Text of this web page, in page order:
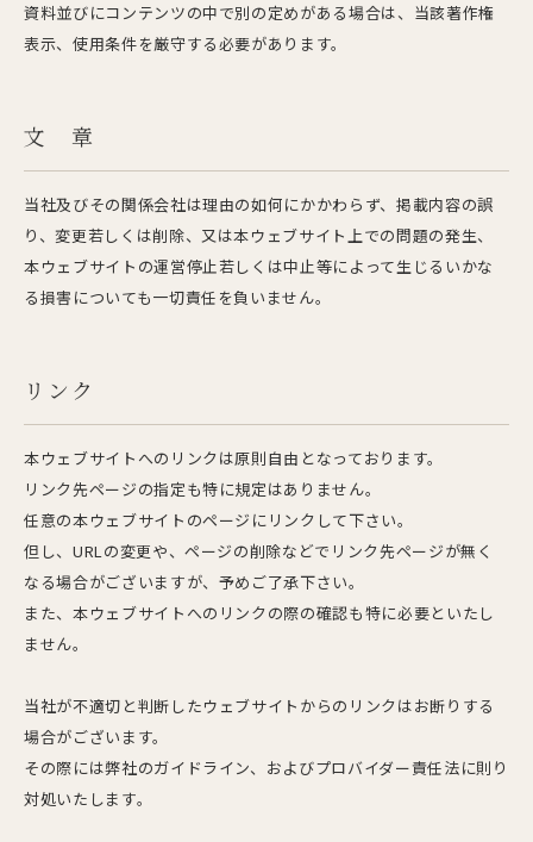
資料並びにコンテンツの中で別の定めがある場合は、当該著作権
表示、使用条件を厳守する必要があります。
文 章
当社及びその関係会社は理由の如何にかかわらず、掲載内容の誤
り、変更若しくは削除、又は本ウェブサイト上での問題の発生、
本ウェブサイトの運営停止若しくは中止等によって生じるいかな
る損害についても一切責任を負いません。
リンク
本ウェブサイトへのリンクは原則自由となっております。
リンク先ページの指定も特に規定はありません。
任意の本ウェブサイトのページにリンクして下さい。
但し、URLの変更や、ページの削除などでリンク先ページが無く
なる場合がございますが、予めご了承下さい。
また、本ウェブサイトへのリンクの際の確認も特に必要といたし
ません。
当社が不適切と判断したウェブサイトからのリンクはお断りする
場合がございます。
その際には弊社のガイドライン、およびプロバイダー責任法に則り
対処いたします。